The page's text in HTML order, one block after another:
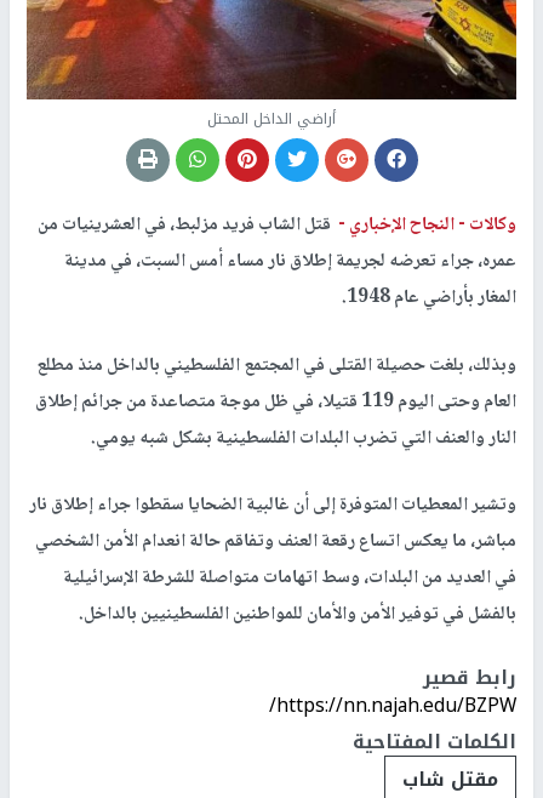
أراضي الداخل المحتل
وكالات -النجاح الإخباري - قتل الشاب فريد مزلبط، في العشرينيات من
عمره، جراء تعرضه لجريمة إطلاق نار مساء أمس السبت، في مدينة
المغار بأراضي عام 1948.
وبذلك، بلغت حصيلة القتلى في المجتمع الفلسطيني بالداخل منذ مطلع
العام وحتى اليوم 119 قتيلا، في ظل موجة متصاعدة من جرائم إطلاق
النار والعنف التي تضرب البلدات الفلسطينية بشكل شبه يومي.
وتشير المعطيات المتوفرة إلى أن غالبية الضحايا سقطوا جراء إطلاق نار
مباشر، ما يعكس اتساع رقعة العنف وتفاقم حالة انعدام الأمن الشخصي
في العديد من البلدات، وسط اتهامات متواصلة للشرطة الإسرائيلية
بالفشل في توفير الأمن والأمان للمواطنين الفلسطينيين بالداخل.
رابط قصير
https://nn.najah.edu/BZPW/
الكلمات المفتاحية
مقتل شاب